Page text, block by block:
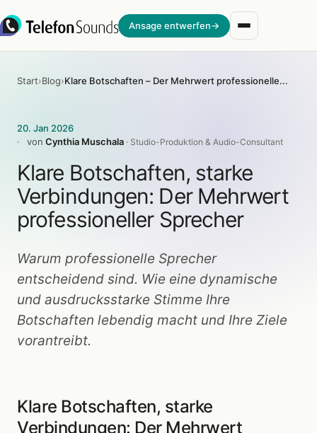
Ansage entwerfen→
Start›Blog› Klare Botschaften – Der Mehrwert professioneller Sprecher
20. Jan 2026
von Cynthia Muschala · Studio-Produktion & Audio-Consultant
Klare Botschaften, starke
Verbindungen: Der Mehrwert
professioneller Sprecher
Warum professionelle Sprecher
entscheidend sind. Wie eine dynamische
und ausdrucksstarke Stimme Ihre
Botschaften lebendig macht und Ihre Ziele
vorantreibt.
Klare Botschaften, starke
Verbindungen: Der Mehrwert